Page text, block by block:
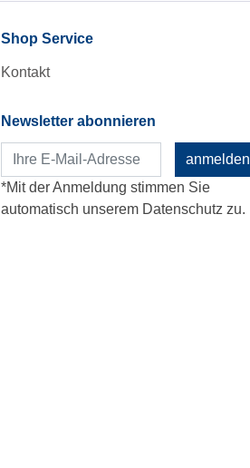
Shop Service
Kontakt
Newsletter abonnieren
anmelden
*Mit der Anmeldung stimmen Sie
automatisch unserem Datenschutz zu.